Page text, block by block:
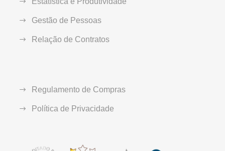
Gestão de Pessoas
Relação de Contratos
Regulamento de Compras
Política de Privacidade